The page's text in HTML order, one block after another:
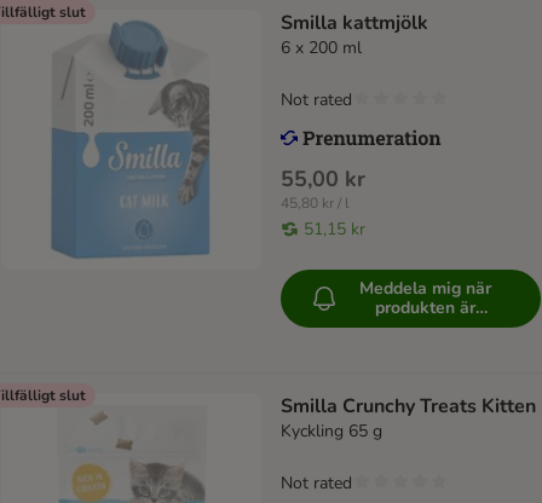
slut Smilla kattmjölk
6 x 200 ml
55,00 kr
45,80 kr / l
51,15 kr
Not rated
Meddela mig när
produkten är
tillgänglig
slut Smilla Crunchy Treats Kitten
Kyckling 65 g
Not rated